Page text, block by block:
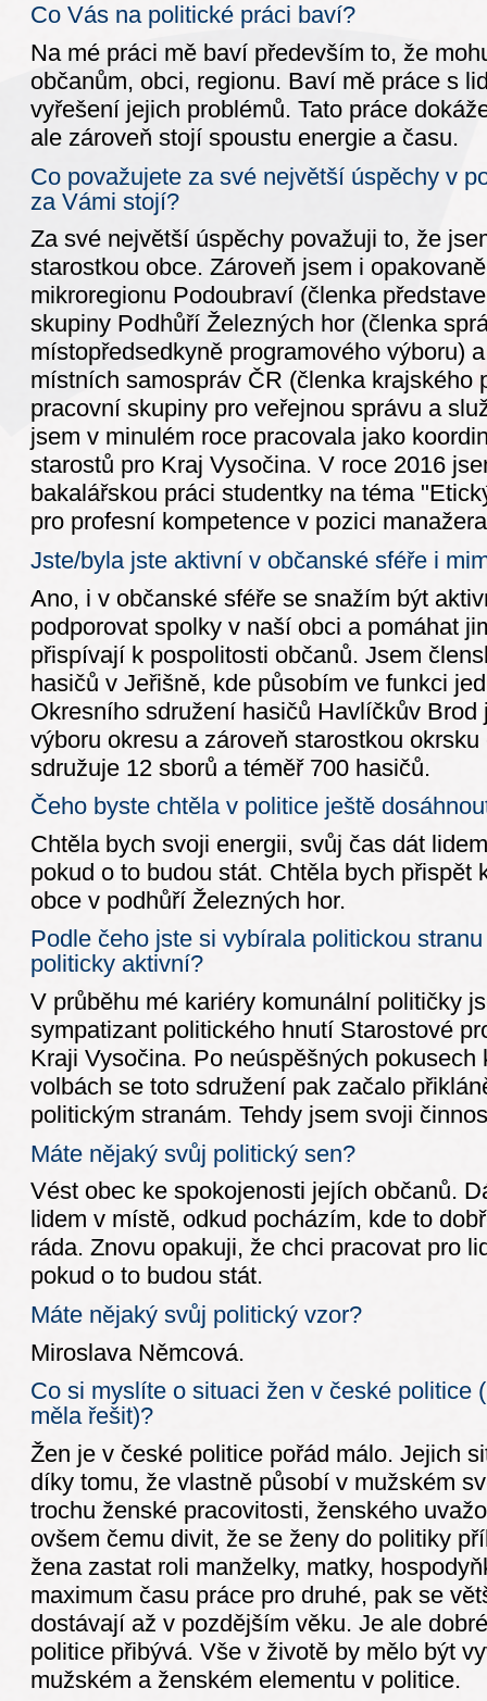
Co Vás na politické práci baví?
Na mé práci mě baví především to, že
občanům, obci, regionu. Baví mě práce s
vyřešení jejich problémů. Tato práce
ale zároveň stojí spoustu energie a času.
Co považujete za své největší úspěchy v
za Vámi stojí?
Za své největší úspěchy považuji to, že
starostkou obce. Zároveň jsem i
mikroregionu Podoubraví (členka
skupiny Podhůří Železných hor (členka
místopředsedkyně programového výboru)
místních samospráv ČR (členka krajského
pracovní skupiny pro veřejnou správu a
jsem v minulém roce pracovala jako
starostů pro Kraj Vysočina. V roce 2016
bakalářskou práci studentky na téma
pro profesní kompetence v pozici
Jste/byla jste aktivní v občanské sféře i
Ano, i v občanské sféře se snažím být
podporovat spolky v naší obci a pomáhat
přispívají k pospolitosti občanů. Jsem
hasičů v Jeřišně, kde působím ve funkci
Okresního sdružení hasičů Havlíčkův
výboru okresu a zároveň starostkou okrsku
sdružuje 12 sborů a téměř 700 hasičů.
Čeho byste chtěla v politice ještě
Chtěla bych svoji energii, svůj čas dát
pokud o to budou stát. Chtěla bych přispět
obce v podhůří Železných hor.
Podle čeho jste si vybírala politickou
politicky aktivní?
V průběhu mé kariéry komunální političky
sympatizant politického hnutí Starostové
Kraji Vysočina. Po neúspěšných
volbách se toto sdružení pak začalo
politickým stranám. Tehdy jsem svoji
Máte nějaký svůj politický sen?
Vést obec ke spokojenosti jejích občanů.
lidem v místě, odkud pocházím, kde to
ráda. Znovu opakuji, že chci pracovat pro
pokud o to budou stát.
Máte nějaký svůj politický vzor?
Miroslava Němcová.
Co si myslíte o situaci žen v české politice
měla řešit)?
Žen je v české politice pořád málo. Jejich
díky tomu, že vlastně působí v mužském
trochu ženské pracovitosti, ženského
ovšem čemu divit, že se ženy do politiky
žena zastat roli manželky, matky,
maximum času práce pro druhé, pak se
dostávají až v pozdějším věku. Je ale
politice přibývá. Vše v životě by mělo být
mužském a ženském elementu v politice.